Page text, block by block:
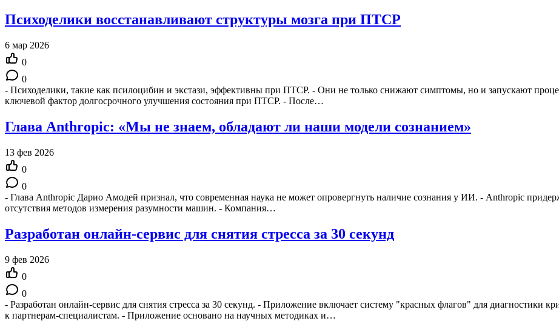
Психоделики восстанавливают структуры мозга при ПТСР
6 мар 2026
0
0
- Психоделики, такие как псилоцибин и экстази, эффективны при ПТСР. - Они не только снижают симптомы, но и запускают
ключевой фактор долгосрочного улучшения состояния при ПТСР. - После…
Глава Anthropic: «Мы не знаем, обладают ли наши модели сознанием»
13 фев 2026
0
0
- Глава Anthropic Дарио Амодей признал, что современная наука не может опровергнуть наличие сознания у ИИ. - Anthropic
отсутствия методов измерения разумности машин. - Компания…
Разработан онлайн-сервис для снятия стресса за 30 секунд
9 фев 2026
0
0
- Разработан онлайн-сервис для снятия стресса за 30 секунд. - Приложение включает систему "красных флагов" для диагностики
к партнерам-специалистам. - Приложение основано на научных методиках и…